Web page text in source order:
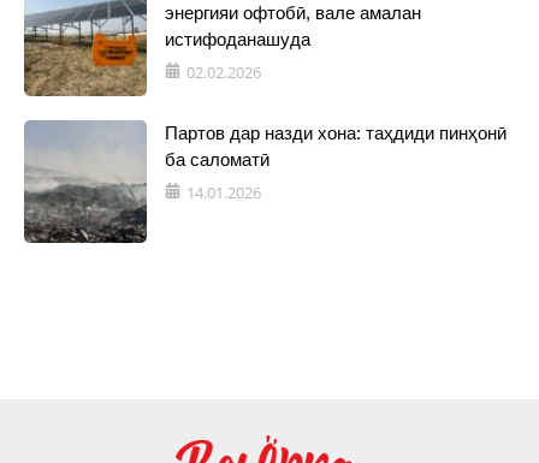
энергияи офтобӣ, вале амалан
истифоданашуда
02.02.2026
Партов дар назди хона: таҳдиди пинҳонӣ
ба саломатӣ
14.01.2026